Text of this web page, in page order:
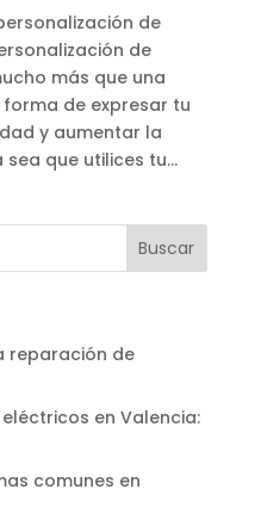
de
de
más que una
de expresar tu
y aumentar la
que utilices tu...
reparación de
en Valencia:
comunes en